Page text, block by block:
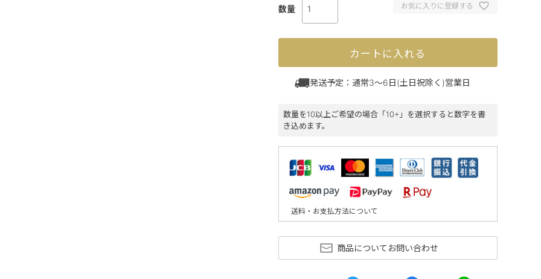
お気に入りに登録する
カートに入れる
発送予定：通常3～6日(土日祝除く)営業日
数量を10以上ご希望の場合「10+」を選択すると数字を書
き込めます。
送料・お支払方法について
商品についてお問い合わせ